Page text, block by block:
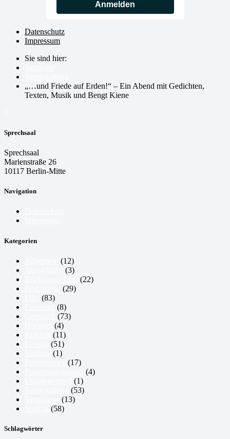
Anmelden
Datenschutz
Impressum
Sie sind hier:
„…und Friede auf Erden!“ – Ein Abend mit Gedichten,
Texten, Musik und Bengt Kiene
Sprechsaal
Sprechsaal
Marienstraße 26
10117 Berlin-Mitte
Navigation
Kategorien
(12)
(3)
(22)
(29)
(83)
(8)
(73)
(4)
(11)
(51)
(1)
(17)
(4)
(1)
(53)
(13)
(58)
Schlagwörter